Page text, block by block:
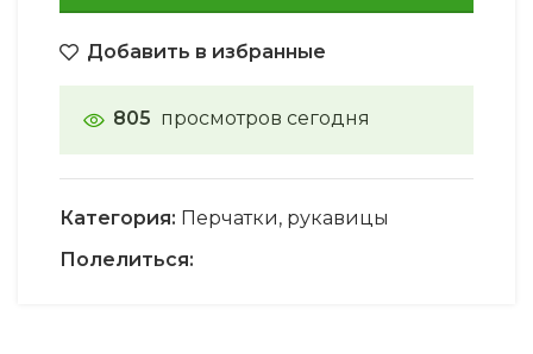
Добавить в избранные
805 просмотров сегодня
Категория: Перчатки, рукавицы
Полелиться: